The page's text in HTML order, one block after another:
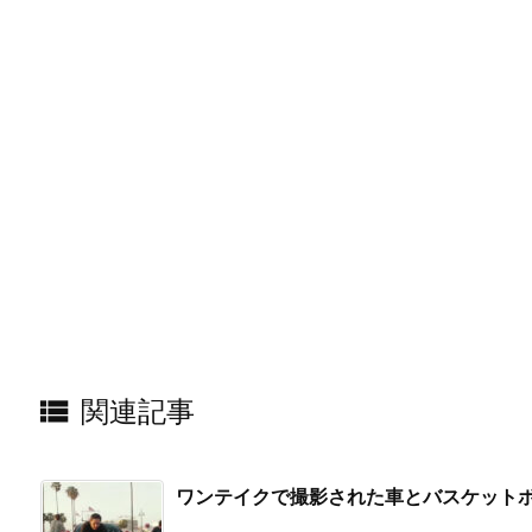
 関連記事
ワンテイクで撮影された車とバスケット